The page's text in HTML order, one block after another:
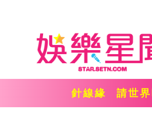
針線緣 請世